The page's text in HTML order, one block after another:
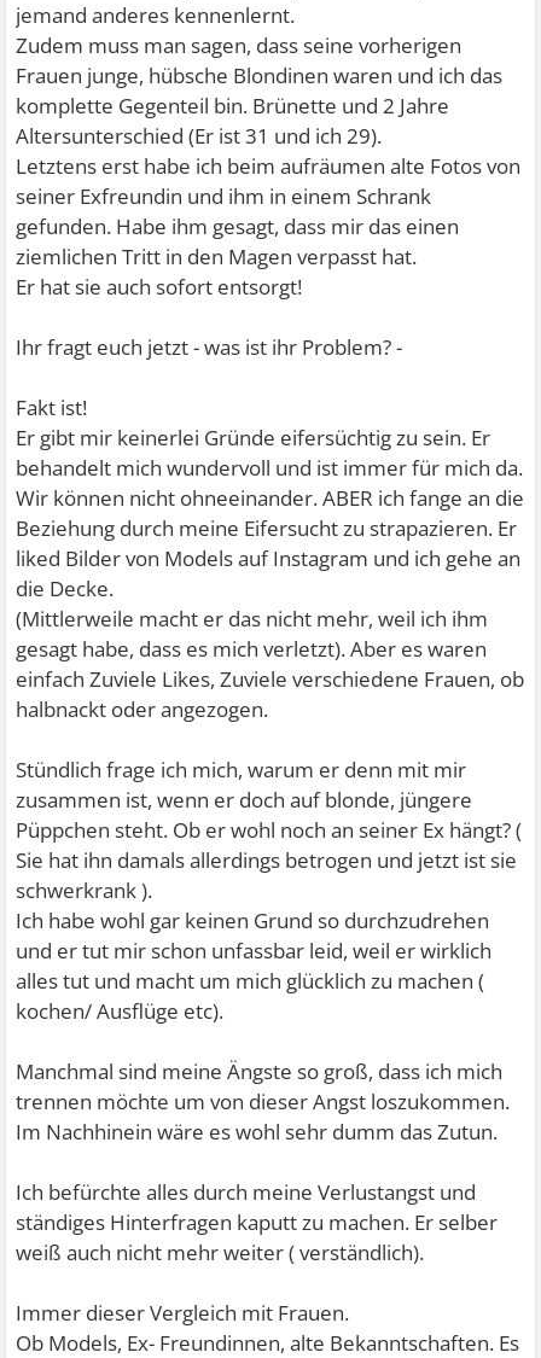
jemand anderes kennenlernt.
Zudem muss man sagen, dass seine vorherigen
Frauen junge, hübsche Blondinen waren und ich das
komplette Gegenteil bin. Brünette und 2 Jahre
Altersunterschied (Er ist 31 und ich 29).
Letztens erst habe ich beim aufräumen alte Fotos von
seiner Exfreundin und ihm in einem Schrank
gefunden. Habe ihm gesagt, dass mir das einen
ziemlichen Tritt in den Magen verpasst hat.
Er hat sie auch sofort entsorgt!
Ihr fragt euch jetzt - was ist ihr Problem? -
Fakt ist!
Er gibt mir keinerlei Gründe eifersüchtig zu sein. Er
behandelt mich wundervoll und ist immer für mich da.
Wir können nicht ohneeinander. ABER ich fange an die
Beziehung durch meine Eifersucht zu strapazieren. Er
liked Bilder von Models auf Instagram und ich gehe an
die Decke.
(Mittlerweile macht er das nicht mehr, weil ich ihm
gesagt habe, dass es mich verletzt). Aber es waren
einfach Zuviele Likes, Zuviele verschiedene Frauen, ob
halbnackt oder angezogen.
Stündlich frage ich mich, warum er denn mit mir
zusammen ist, wenn er doch auf blonde, jüngere
Püppchen steht. Ob er wohl noch an seiner Ex hängt? (
Sie hat ihn damals allerdings betrogen und jetzt ist sie
schwerkrank ).
Ich habe wohl gar keinen Grund so durchzudrehen
und er tut mir schon unfassbar leid, weil er wirklich
alles tut und macht um mich glücklich zu machen (
kochen/ Ausflüge etc).
Manchmal sind meine Ängste so groß, dass ich mich
trennen möchte um von dieser Angst loszukommen.
Im Nachhinein wäre es wohl sehr dumm das Zutun.
Ich befürchte alles durch meine Verlustangst und
ständiges Hinterfragen kaputt zu machen. Er selber
weiß auch nicht mehr weiter ( verständlich).
Immer dieser Vergleich mit Frauen.
Ob Models, Ex- Freundinnen, alte Bekanntschaften. Es